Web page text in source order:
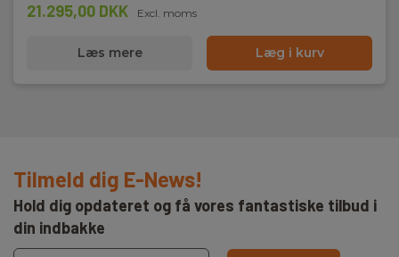
21.295,00 DKK Excl. moms
Læs mere Læg i kurv
Tilmeld dig E-News!
Hold dig opdateret og få vores fantastiske tilbud i
din indbakke